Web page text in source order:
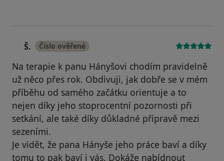
Š. Číslo ověřené
Na terapie k panu Hányšovi chodím pravidelně
už něco přes rok. Obdivuji, jak dobře se v mém
příběhu od samého začátku orientuje a to
nejen díky jeho stoprocentní pozornosti při
setkání, ale také díky důkladné přípravě mezi
sezeními.
Je vidět, že pana Hányše jeho práce baví a díky
tomu to pak baví i vás. Dokáže nabídnout